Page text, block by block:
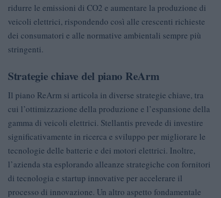
ridurre le emissioni di CO2 e aumentare la produzione di
veicoli elettrici, rispondendo così alle crescenti richieste
dei consumatori e alle normative ambientali sempre più
stringenti.
Strategie chiave del piano ReArm
Il piano ReArm si articola in diverse strategie chiave, tra
cui l’ottimizzazione della produzione e l’espansione della
gamma di veicoli elettrici. Stellantis prevede di investire
significativamente in ricerca e sviluppo per migliorare le
tecnologie delle batterie e dei motori elettrici. Inoltre,
l’azienda sta esplorando alleanze strategiche con fornitori
di tecnologia e startup innovative per accelerare il
processo di innovazione. Un altro aspetto fondamentale